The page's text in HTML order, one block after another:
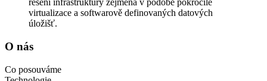
řešení infrastruktury zejména v podobě pokročilé
virtualizace a softwarově definovaných datových
úložišť.
O nás
Co posouváme